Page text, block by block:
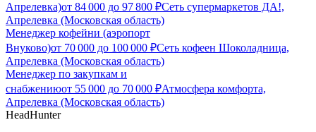
Апрелевка)от 84 000 до 97 800 ₽Сеть супермаркетов ДА!,
Апрелевка (Московская область)
Менеджер кофейни (аэропорт
Внуково)от 70 000 до 100 000 ₽Сеть кофеен Шоколадница,
Апрелевка (Московская область)
Менеджер по закупкам и
снабжениюот 55 000 до 70 000 ₽Атмосфера комфорта,
Апрелевка (Московская область)
HeadHunter